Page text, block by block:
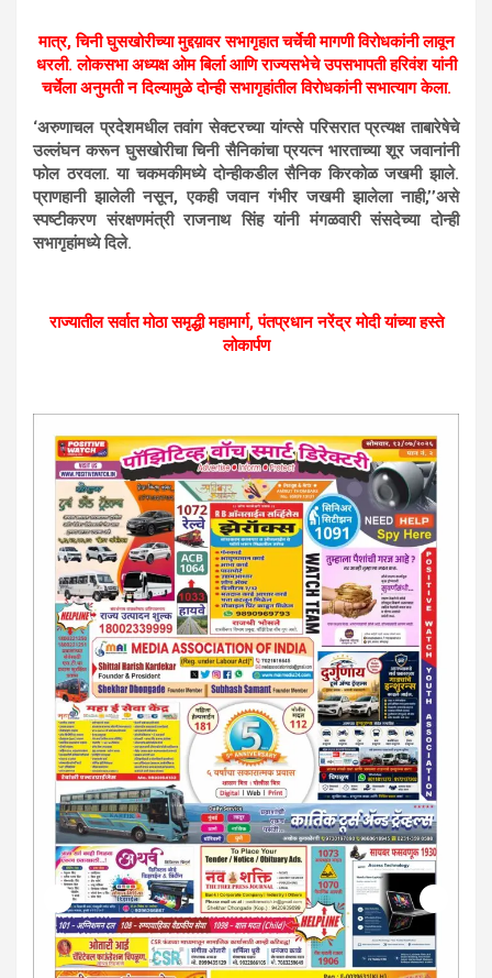
मात्र, चिनी घुसखोरीच्या मुद्दय़ावर सभागृहात चर्चेची मागणी विरोधकांनी लावून
धरली. लोकसभा अध्यक्ष ओम बिर्ला आणि राज्यसभेचे उपसभापती हरिवंश यांनी
चर्चेला अनुमती न दिल्यामुळे दोन्ही सभागृहांतील विरोधकांनी सभात्याग केला.
‘अरुणाचल प्रदेशमधील तवांग सेक्टरच्या यांग्त्से परिसरात प्रत्यक्ष ताबारेषेचे
उल्लंघन करून घुसखोरीचा चिनी सैनिकांचा प्रयत्न भारताच्या शूर जवानांनी
फोल ठरवला. या चकमकीमध्ये दोन्हीकडील सैनिक किरकोळ जखमी झाले.
प्राणहानी झालेली नसून, एकही जवान गंभीर जखमी झालेला नाही,’’असे
स्पष्टीकरण संरक्षणमंत्री राजनाथ सिंह यांनी मंगळवारी संसदेच्या दोन्ही
सभागृहांमध्ये दिले.
राज्यातील सर्वात मोठा समृद्धी महामार्ग, पंतप्रधान नरेंद्र मोदी यांच्या हस्ते
लोकार्पण